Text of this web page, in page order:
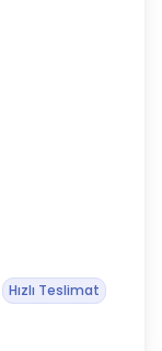
Hızlı Teslimat